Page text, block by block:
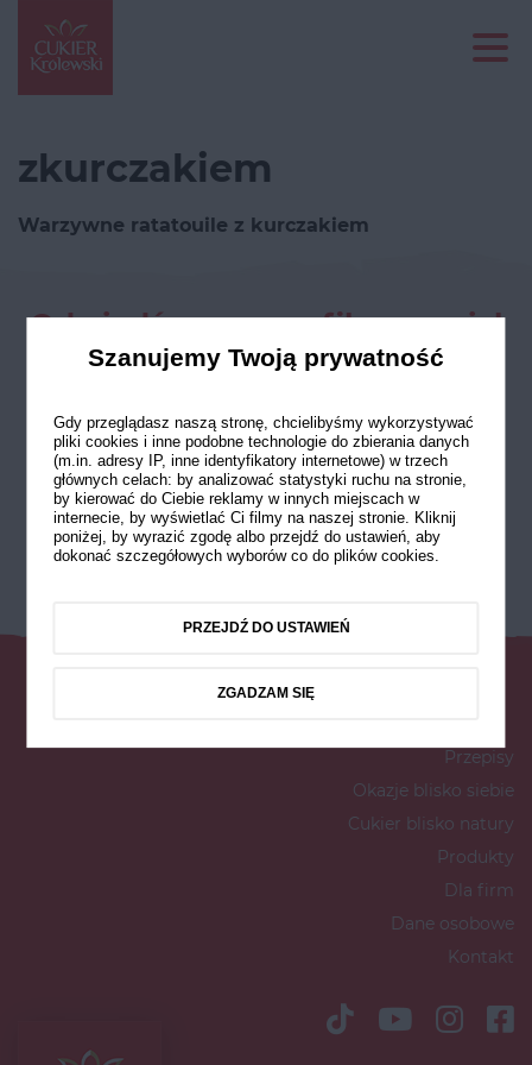
zkurczakiem
Warzywne ratatouile z kurczakiem
Odwiedź nasze profile w social
mediach
Przepisy
Okazje blisko siebie
Cukier blisko natury
Produkty
Dla firm
Dane osobowe
Kontakt
Szanujemy Twoją prywatność
Gdy przeglądasz naszą stronę, chcielibyśmy wykorzystywać
pliki cookies i inne podobne technologie do zbierania danych
(m.in. adresy IP, inne identyfikatory internetowe) w trzech
głównych celach: by analizować statystyki ruchu na stronie,
by kierować do Ciebie reklamy w innych miejscach w
internecie, by wyświetlać Ci filmy na naszej stronie. Kliknij
poniżej, by wyrazić zgodę albo przejdź do ustawień, aby
dokonać szczegółowych wyborów co do plików cookies.
PRZEJDŹ DO USTAWIEŃ
ZGADZAM SIĘ